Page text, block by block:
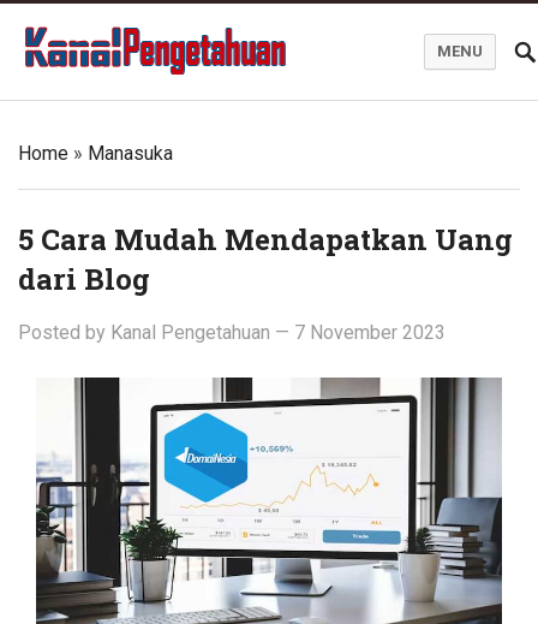
MENU
Home » Manasuka
5 Cara Mudah Mendapatkan Uang
dari Blog
Posted by Kanal Pengetahuan — 7 November 2023